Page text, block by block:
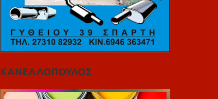
ΚΑΝΕΛΛΟΠΟΥΛΟΣ